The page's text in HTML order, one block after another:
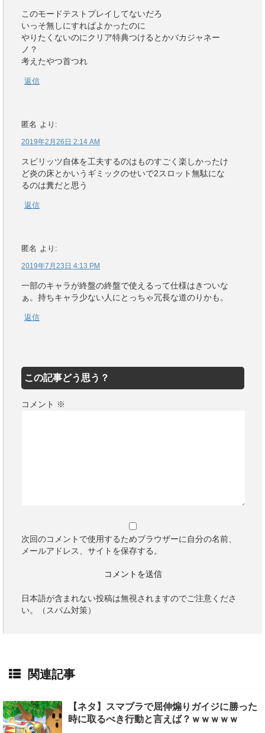
このモードテストプレイしてないだろ
いっそ無しにすればよかったのに
やりたくないのにクリア特典つけるとかバカジャネー
ノ？
考えたやつ首つれ
返信
匿名 より:
2019年2月26日 2:14 AM
スピリッツ自体を工夫するのはものすごく楽しかったけ
ど炎の床とかいうギミックのせいで2スロット無駄にな
るのは糞だと思う
返信
匿名 より:
2019年7月23日 4:13 PM
一部のキャラが終盤の終盤で使えるって仕様はきついな
ぁ。持ちキャラ少ない人にとっちゃ冗長な道のりかも。
返信
この記事どう思う？
コメント ※
次回のコメントで使用するためブラウザーに自分の名前、
メールアドレス、サイトを保存する。
日本語が含まれない投稿は無視されますのでご注意くださ
い。（スパム対策）
関連記事
【ネタ】スマブラで屈伸煽りガイジに勝った
時に取るべき行動と言えば？ｗｗｗｗｗ